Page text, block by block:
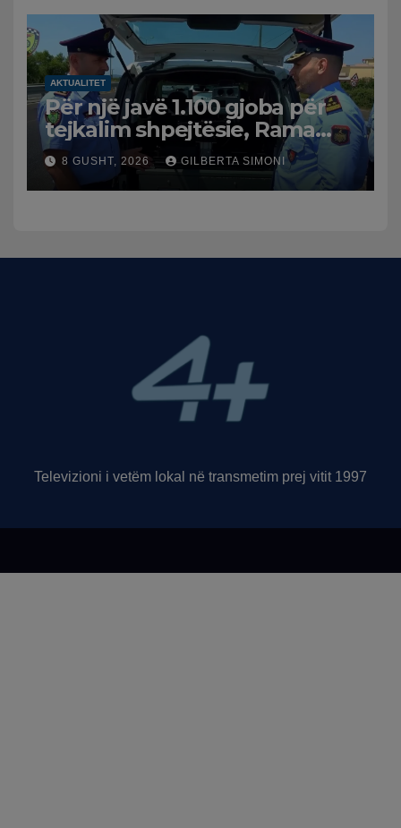
AKTUALITET
Për një javë 1.100 gjoba për
tejkalim shpejtësie, Rama
publikon videon: Kamerat e
trafikut së shpejti në
funksion
8 GUSHT, 2026 GILBERTA SIMONI
Televizioni i vetëm lokal në transmetim prej vitit 1997